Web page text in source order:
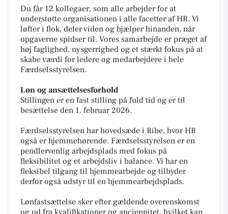
Du får 12 kollegaer, som alle arbejder for at
understøtte organisationen i alle facetter af HR. Vi
løfter i flok, deler viden og hjælper hinanden, når
opgaverne spidser til. Vores samarbejde er præget af
høj faglighed, nysgerrighed og et stærkt fokus på at
skabe værdi for ledere og medarbejdere i hele
Færdselsstyrelsen.
Løn og ansættelsesforhold
Stillingen er en fast stilling på fuld tid og er til
besættelse den 1. februar 2026.
Færdselsstyrelsen har hovedsæde i Ribe, hvor HR
også er hjemmehørende. Færdselsstyrelsen er en
pendlervenlig arbejdsplads med fokus på
fleksibilitet og et arbejdsliv i balance. Vi har en
fleksibel tilgang til hjemmearbejde og tilbyder
derfor også udstyr til en hjemmearbejdsplads.
Lønfastsættelse sker efter gældende overenskomst
og ud fra kvalifikationer og anciennitet, hvilket kan